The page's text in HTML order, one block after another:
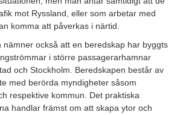
mot Ryssland, eller som arbetar med
komma att påverkas i närtid.
nämner också att en beredskap har byggts
i större passagerarhamnar
och Stockholm. Beredskapen består av
med berörda myndigheter såsom
respektive kommun. Det praktiska
handlar främst om att skapa ytor och